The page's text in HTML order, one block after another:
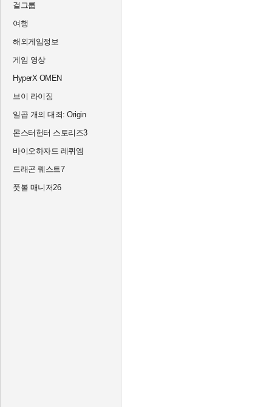
걸그룹
여행
해외게임정보
게임 영상
HyperX OMEN
브이 라이징
일곱 개의 대죄: Origin
몬스터헌터 스토리즈3
바이오하자드 레퀴엠
드래곤 퀘스트7
풋볼 매니저26